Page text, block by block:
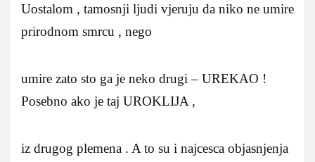
Uostalom , tamosnji ljudi vjeruju da niko ne umire
prirodnom smrcu , nego
umire zato sto ga je neko drugi – UREKAO !
Posebno ako je taj UROKLIJA ,
iz drugog plemena . A to su i najcesca objasnjenja